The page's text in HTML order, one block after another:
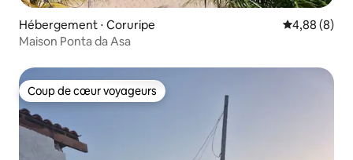
Hébergement ⋅ Coruripe Évaluation
4,88 (8)
Maison Ponta da Asa
Coup de cœur voyageurs
Coup de cœur voyageurs